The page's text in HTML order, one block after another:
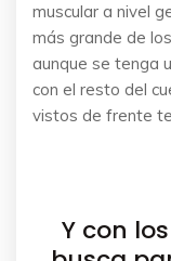
muscular a nivel
más grande de
aunque se tenga
con el resto del
vistos de frente
Y con